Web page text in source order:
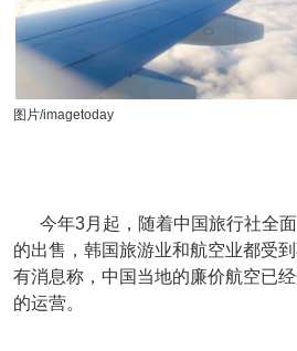
图片/imagetoday
今年3月起，随着中国旅行社全面
的出售，韩国旅游业和航空业都受
有消息称，中国当地的廉价航空已
的运营。